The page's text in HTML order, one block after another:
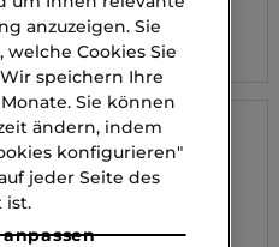
0.00 CHF
anzuzeigen. Sie
Cookies Sie
speichern Ihre
Sie können
ändern, indem
konfigurieren"
jeder Seite des
ist.